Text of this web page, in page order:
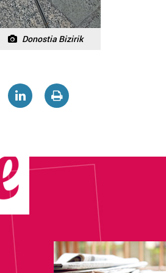
Donostia Bizirik